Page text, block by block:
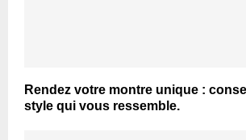
Rendez votre montre unique :
style qui vous ressemble.